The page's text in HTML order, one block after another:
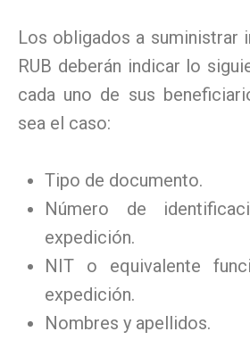
Los obligados a suministrar
RUB deberán indicar lo
cada uno de sus
sea el caso:
Tipo de documento.
Número de
expedición.
NIT o equivalente
expedición.
Nombres y apellidos.